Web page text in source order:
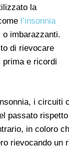
la
l’insonnia
o imbarazzanti.
di rievocare
prima e ricordi
i circuiti
passato
in coloro
rievocando un